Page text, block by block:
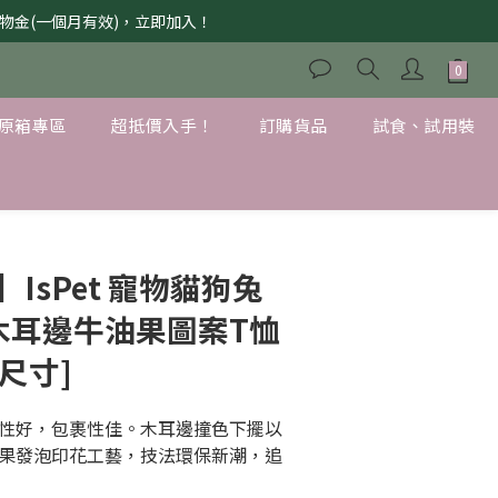
(一個月有效)，立即加入！
箱專區 超抵價入手！ 訂購貨品 試食、試用裝
IsPet 寵物貓狗兔
邊牛油果圖案T恤
寸]
好，包裹性佳。木耳邊撞色下擺以
發泡印花工藝，技法環保新潮，追